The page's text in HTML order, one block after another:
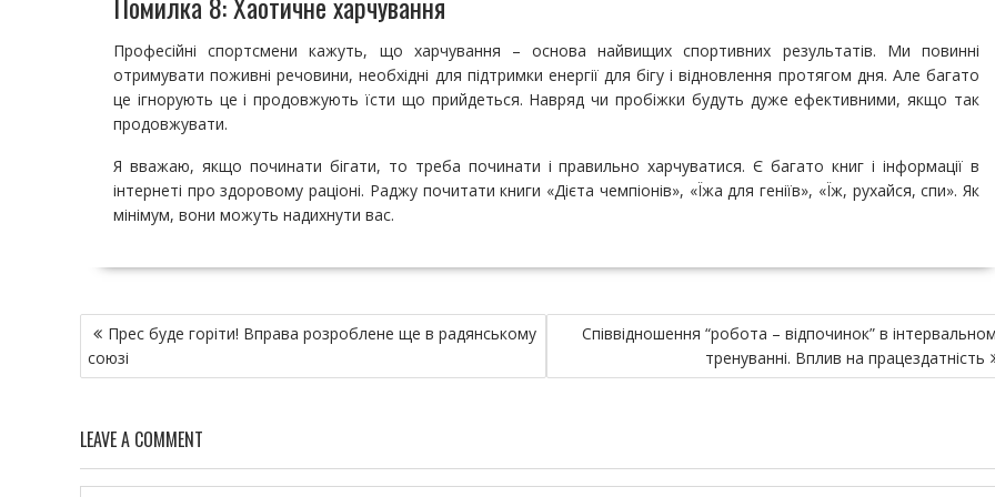
Професійні спортсмени кажуть, що харчування – основа найвищих спортивних результатів. Ми повинні
отримувати поживні речовини, необхідні для підтримки енергії для бігу і відновлення протягом дня. Але багато
це ігнорують це і продовжують їсти що прийдеться. Навряд чи пробіжки будуть дуже ефективними, якщо так
продовжувати.
Я вважаю, якщо починати бігати, то треба починати і правильно харчуватися. Є багато книг і інформації в
інтернеті про здоровому раціоні. Раджу почитати книги «Дієта чемпіонів», «Їжа для геніїв», «Їж, рухайся, спи». Як
мінімум, вони можуть надихнути вас.
Н
а
в
г
а
Прес буде горіти! Вправа розроблене ще в радянському
союзі
Співвідношення “робота – відпочинок” в
тренуванні. Вплив на працездатність
LEAVE A COMMENT